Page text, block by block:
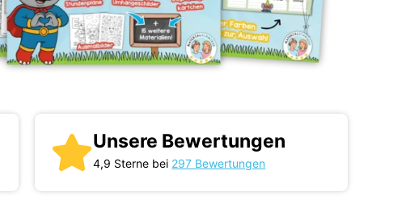
Unsere Bewertungen
4,9 Sterne bei 297 Bewertungen